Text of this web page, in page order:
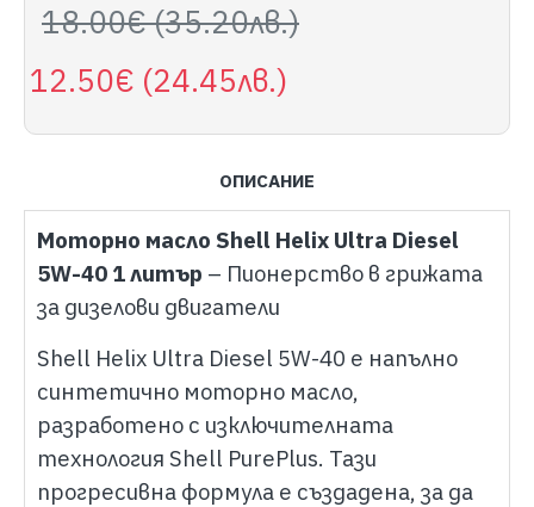
18.00€ (35.20лв.)
12.50€ (24.45лв.)
ОПИСАНИЕ
Моторно масло Shell Helix Ultra Diesel
5W-40 1 литър – Пионерство в грижата
за дизелови двигатели
Shell Helix Ultra Diesel 5W-40 е напълно
синтетично моторно масло,
разработено с изключителната
технология Shell PurePlus. Тази
прогресивна формула е създадена, за да